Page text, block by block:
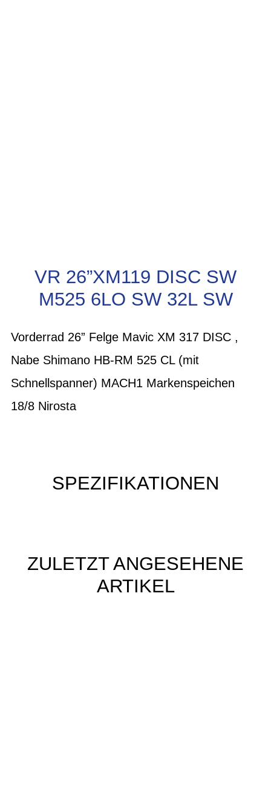
VR 26”XM119 DISC SW
M525 6LO SW 32L SW
Vorderrad 26” Felge Mavic XM 317 DISC ,
Nabe Shimano HB-RM 525 CL (mit
Schnellspanner) MACH1 Markenspeichen
18/8 Nirosta
SPEZIFIKATIONEN
ZULETZT ANGESEHENE
ARTIKEL